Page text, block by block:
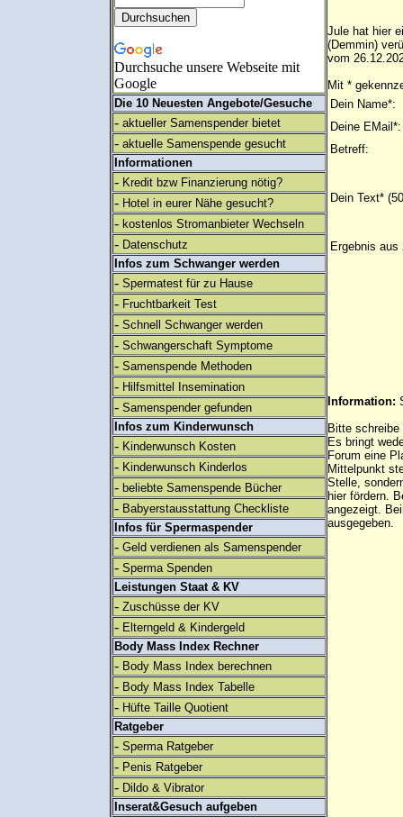
Durchsuche unsere Webseite mit
Google
Die 10 Neuesten Angebote/Gesuche
- aktueller Samenspender bietet
- aktuelle Samenspende gesucht
Informationen
- Kredit bzw Finanzierung nötig?
- Hotel in eurer Nähe gesucht?
- kostenlos Stromanbieter Wechseln
- Datenschutz
Infos zum Schwanger werden
- Spermatest für zu Hause
- Fruchtbarkeit Test
- Schnell Schwanger werden
- Schwangerschaft Symptome
- Samenspende Methoden
- Hilfsmittel Insemination
- Samenspender gefunden
Infos zum Kinderwunsch
- Kinderwunsch Kosten
- Kinderwunsch Kinderlos
- beliebte Samenspende Bücher
- Babyerstausstattung Checkliste
Infos für Spermaspender
- Geld verdienen als Samenspender
- Sperma Spenden
Leistungen Staat & KV
- Zuschüsse der KV
- Elterngeld & Kindergeld
Body Mass Index Rechner
- Body Mass Index berechnen
- Body Mass Index Tabelle
- Hüfte Taille Quotient
Ratgeber
- Sperma Ratgeber
- Penis Ratgeber
- Dildo & Vibrator
Inserat&Gesuch aufgeben
Jule hat hier
(Demmin)
vom
Mit *
Dein Name*:
Deine EMail*:
Betreff:
Dein Text*
Ergebnis aus
Information:
Bitte
Es bringt
Forum eine
Mittelpunkt
Stelle,
hier fördern.
angezeigt.
ausgegeben.